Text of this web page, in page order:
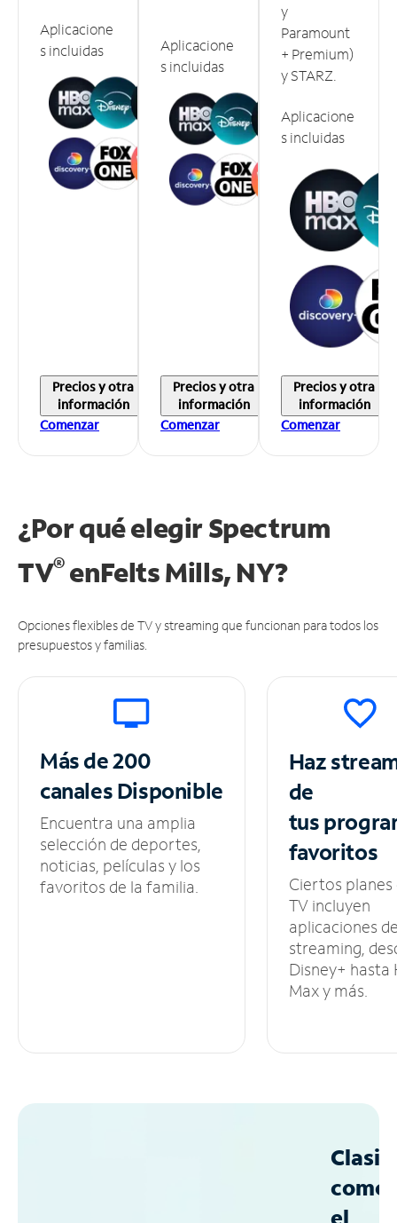
Aplicacione
s incluidas
Precios y otra
información
Comenzar
Aplicacione
s incluidas
Precios y otra
información
Comenzar
y
Paramount
+ Premium)
y STARZ.
Aplicacione
s incluidas
Precios y otra
información
Comenzar
¿Por qué elegir Spectrum
TV®enFelts Mills, NY?
Opciones flexibles de TV y streaming que funcionan para todos los
presupuestos y familias.
Más de 200
canalesDisponible
Encuentra una amplia
selección de deportes,
noticias, películas y los
favoritos de la familia.
Haz
de
tus
favoritos
Ciertos planes
TV incluyen
aplicaciones
streaming,
Disney+ hasta
Max y más.
como
el